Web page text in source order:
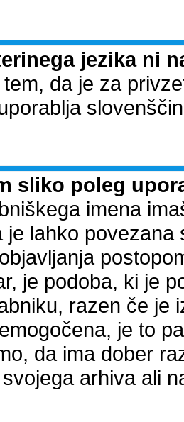
jezika ni
da je za
sliko poleg
imena
je lahko
je podoba, ki je
razen če je
je to
da ima dober
arhiva ali